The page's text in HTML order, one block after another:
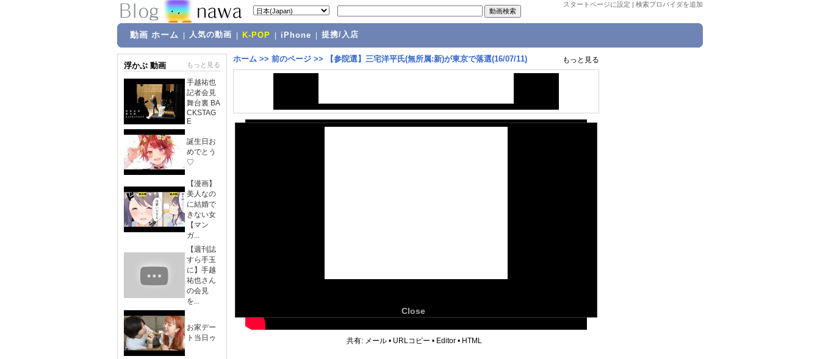
スタートページに設定 | 検索プロバイダを追加
動画 ホーム 人気の動画 K-POP iPhone 提携/入店
浮かぶ 動画 もっと見る
手越祐也
記者会見
舞台裏 BA
CKSTAG
E
誕生日お
めでとう
♡
【漫画】
美人なの
に結婚で
きない女
【マン
ガ...
【週刊誌
すら手玉
に】手越
祐也さん
の会見
を...
お家デー
ト当日ゥ
ホーム >> 前のページ >> 【参院選】三宅洋平氏(無所属:新)が東京で落選(16/07/11) もっと見る
Close
共有: メール • URLコピー • Editor • HTML